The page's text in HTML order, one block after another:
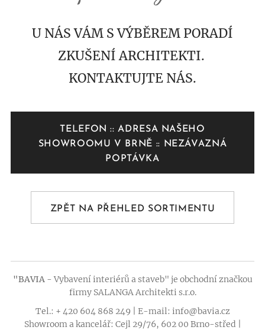
U NÁS VÁM S VÝBĚREM PORADÍ
ZKUŠENÍ ARCHITEKTI.
KONTAKTUJTE NÁS.
TELEFON :: ADRESA NAŠEHO
SHOWROOMU V BRNĚ :: NEZÁVAZNÁ
POPTÁVKA
ZPĚT NA PŘEHLED SORTIMENTU
"BAVIA - Vybavení interiérů a staveb" je obchodní značkou
firmy SALANGA Architekti s.r.o.
Tel.: + 420 604 868 249 | E-mail: info@bavia.cz
Showroom a kancelář: Cejl 29/76, 602 00 Brno-střed |